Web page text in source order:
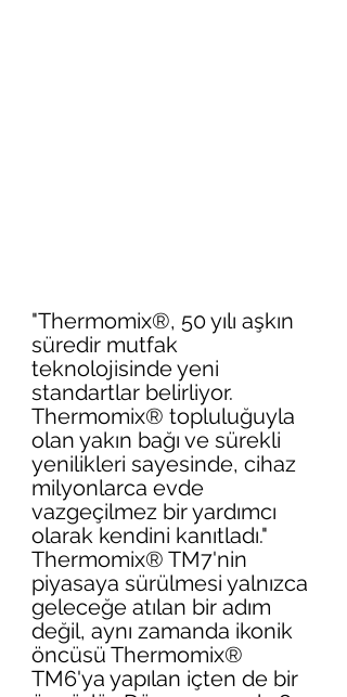
"Thermomix®, 50 yılı aşkın
süredir mutfak
teknolojisinde yeni
standartlar belirliyor.
Thermomix® topluluğuyla
olan yakın bağı ve sürekli
yenilikleri sayesinde, cihaz
milyonlarca evde
vazgeçilmez bir yardımcı
olarak kendini kanıtladı."
Thermomix® TM7'nin
piyasaya sürülmesi yalnızca
geleceğe atılan bir adım
değil, aynı zamanda ikonik
öncüsü Thermomix®
TM6'ya yapılan içten de bir